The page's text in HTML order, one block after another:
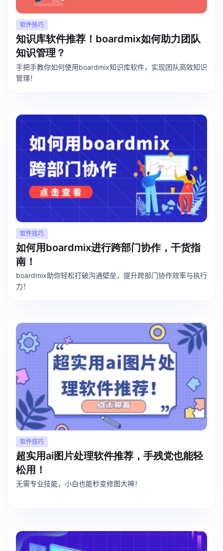
软件技巧
知识库软件推荐！boardmix如何助力团队
知识管理？
手把手教你如何使用boardmix知识库软件，实现团队高效知识
管理！
软件技巧
如何用boardmix进行跨部门协作，干货指
南！
boardmix助你轻松打破沟通壁垒，提升跨部门协作效率与执行
力！
软件技巧
超实用ai图片处理软件推荐，手残党也能轻
松用！
无需专业技能，小白也能秒变修图大神！